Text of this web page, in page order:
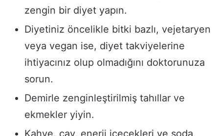
zengin bir diyet yapın.
Diyetiniz öncelikle bitki bazlı, vejetaryen
veya vegan ise, diyet takviyelerine
ihtiyacınız olup olmadığını doktorunuza
sorun.
Demirle zenginleştirilmiş tahıllar ve
ekmekler yiyin.
Kahve, çay, enerji içecekleri ve soda